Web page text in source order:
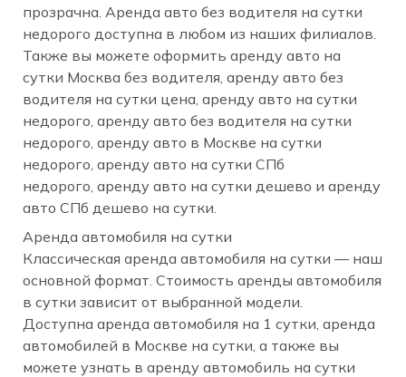
прозрачна. Аренда авто без водителя на сутки
недорого доступна в любом из наших филиалов.
Также вы можете оформить аренду авто на
сутки Москва без водителя, аренду авто без
водителя на сутки цена, аренду авто на сутки
недорого, аренду авто без водителя на сутки
недорого, аренду авто в Москве на сутки
недорого, аренду авто на сутки СПб
недорого, аренду авто на сутки дешево и аренду
авто СПб дешево на сутки.
Аренда автомобиля на сутки
Классическая аренда автомобиля на сутки — наш
основной формат. Стоимость аренды автомобиля
в сутки зависит от выбранной модели.
Доступна аренда автомобиля на 1 сутки, аренда
автомобилей в Москве на сутки, а также вы
можете узнать в аренду автомобиль на сутки